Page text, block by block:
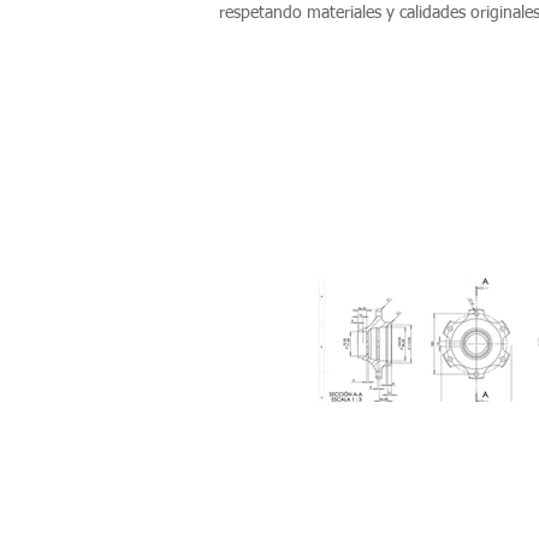
respetando materiales y calidades